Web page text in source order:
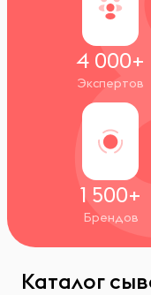
4 000+
Экспертов
1 500+
Брендов
Каталог